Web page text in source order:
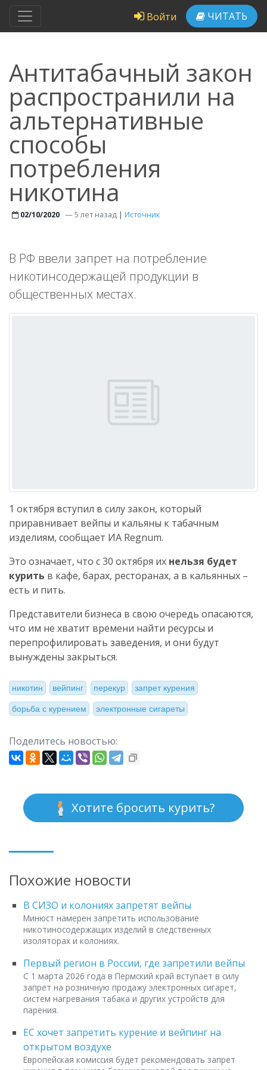
Войти ЧИТАТЬ
Антитабачный закон
распространили на
альтернативные
способы
потребления
никотина
02/10/2020 —5 лет назад | Источник
В РФ ввели запрет на потребление
никотинсодержащей продукции в
общественных местах.
1 октября вступил в силу закон, который
приравнивает вейпы и кальяны к табачным
изделиям, сообщает ИА Regnum.
Это означает, что с 30 октября их нельзя будет
курить в кафе, барах, ресторанах, а в кальянных –
есть и пить.
Представители бизнеса в свою очередь опасаются,
что им не хватит времени найти ресурсы и
перепрофилировать заведения, и они будут
вынуждены закрыться.
никотин вейпинг перекур запрет курения
борьба с курением электронные сигареты
Поделитесь новостью:
Хотите бросить курить?
Похожие новости
В СИЗО и колониях запретят вейпы
Минюст намерен запретить использование
никотиносодержащих изделий в следственных
изоляторах и колониях.
Первый регион в России, где запретили вейпы
С 1 марта 2026 года в Пермский край вступает в силу
запрет на розничную продажу электронных сигарет,
систем нагревания табака и других устройств для
парения.
ЕС хочет запретить курение и вейпинг на
открытом воздухе
Европейская комиссия будет рекомендовать запрет